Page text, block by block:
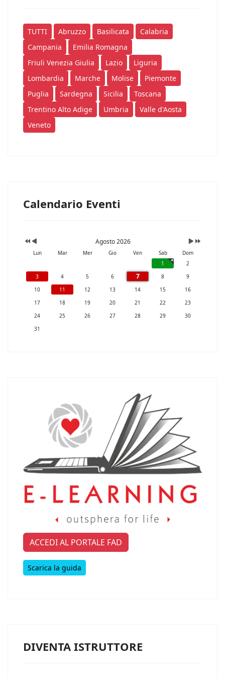
TUTTI Abruzzo Basilicata
Calabria
Campania
Emilia Romagna
Friuli Venezia Giulia
Lazio
Liguria
Lombardia
Marche Molise
Piemonte
Puglia
Sardegna Sicilia
Toscana
Trentino Alto Adige
Umbria
Valle d'Aosta
Veneto
Calendario Eventi
Agosto 2026
Lun Mar Mer Gio Ven Sab
Dom
1
2
3
4 5 6 7 8
9
10
11 12 13 14 15
16
17
18 19 20 21 22
23
24
25 26 27 28 29
30
31
ACCEDI AL PORTALE FAD
Scarica la guida
DIVENTA ISTRUTTORE